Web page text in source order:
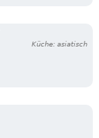
Küche: asiatisch